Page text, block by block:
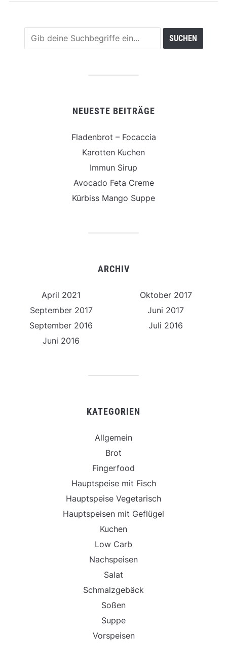
NEUESTE BEITRÄGE
Fladenbrot – Focaccia
Karotten Kuchen
Immun Sirup
Avocado Feta Creme
Kürbiss Mango Suppe
ARCHIV
April 2021
Oktober 2017
September 2017
Juni 2017
September 2016
Juli 2016
Juni 2016
KATEGORIEN
Allgemein
Brot
Fingerfood
Hauptspeise mit Fisch
Hauptspeise Vegetarisch
Hauptspeisen mit Geflügel
Kuchen
Low Carb
Nachspeisen
Salat
Schmalzgebäck
Soßen
Suppe
Vorspeisen